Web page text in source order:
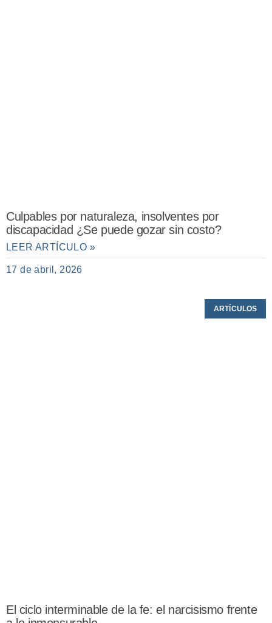
Culpables por naturaleza, insolventes por
discapacidad ¿Se puede gozar sin costo?
LEER ARTÍCULO »
17 de abril, 2026
ARTÍCULOS
El ciclo interminable de la fe: el narcisismo frente